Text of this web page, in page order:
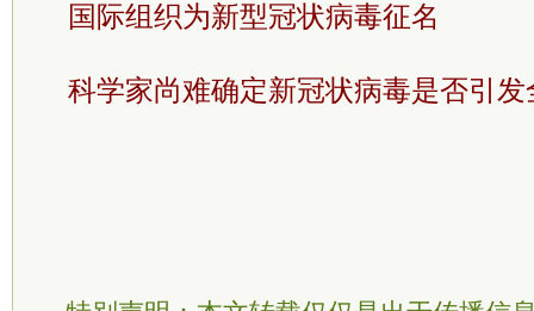
国际组织为新型冠状病毒征名
科学家尚难确定新冠状病毒是否引发